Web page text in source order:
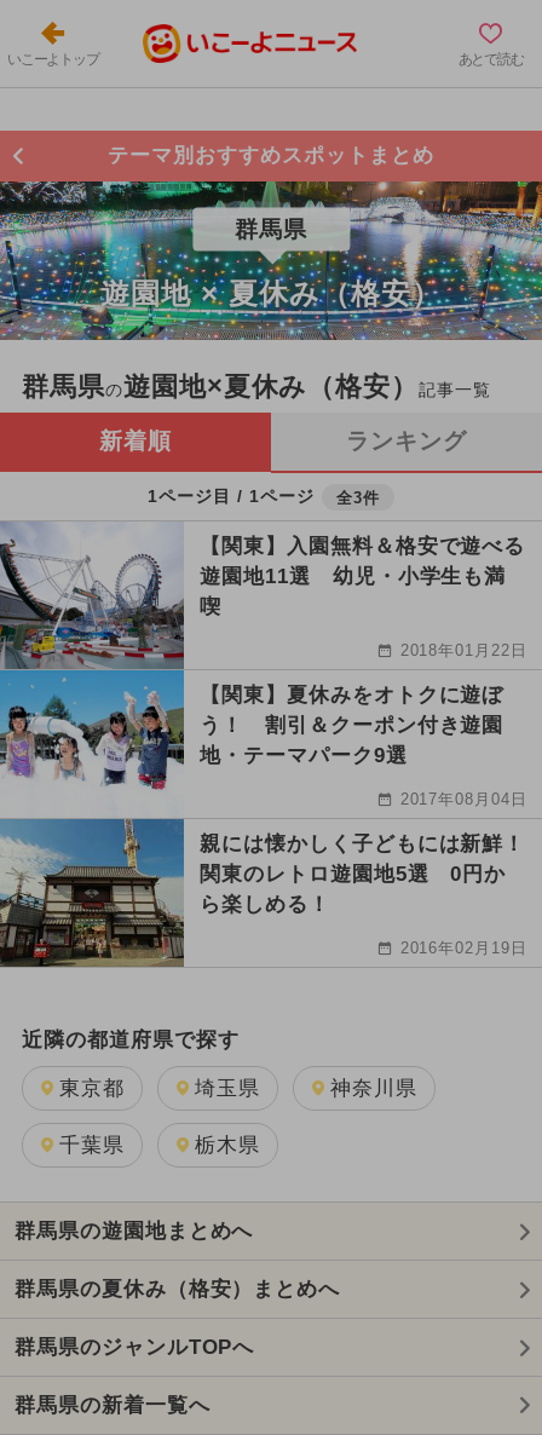
いこーよトップ あとで読む
テーマ別おすすめスポットまとめ
群馬県
遊園地 × 夏休み（格安）
群馬県の遊園地×夏休み（格安）記事一覧
新着順 ランキング
1ページ目 / 1ページ 全3件
【関東】入園無料＆格安で遊べる
遊園地11選 幼児・小学生も満
喫
2018年01月22日
【関東】夏休みをオトクに遊ぼ
う！ 割引＆クーポン付き遊園
地・テーマパーク9選
2017年08月04日
親には懐かしく子どもには新鮮！
関東のレトロ遊園地5選 0円か
ら楽しめる！
2016年02月19日
近隣の都道府県で探す
東京都 埼玉県 神奈川県
千葉県 栃木県
群馬県の遊園地まとめへ
群馬県の夏休み（格安）まとめへ
群馬県のジャンルTOPへ
群馬県の新着一覧へ